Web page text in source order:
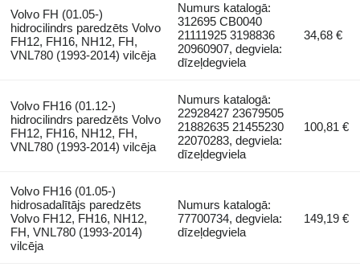
Volvo FH (01.05-)
hidrocilindrs paredzēts Volvo
FH12, FH16, NH12, FH,
VNL780 (1993-2014) vilcēja
Numurs katalogā:
312695 CB0040
21111925 3198836
20960907, degviela:
dīzeļdegviela
34,68 €
Volvo FH16 (01.12-)
hidrocilindrs paredzēts Volvo
FH12, FH16, NH12, FH,
VNL780 (1993-2014) vilcēja
Numurs katalogā:
22928427 23679505
21882635 21455230
22070283, degviela:
dīzeļdegviela
100,81 €
Volvo FH16 (01.05-)
hidrosadalītājs paredzēts
Volvo FH12, FH16, NH12,
FH, VNL780 (1993-2014)
vilcēja
Numurs katalogā:
77700734, degviela:
dīzeļdegviela
149,19 €